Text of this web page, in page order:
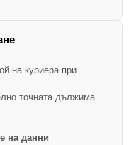
на куриера при
точната дължима
на данни